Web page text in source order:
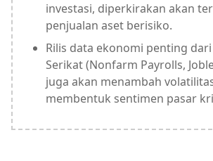
investasi, diperkirakan akan
penjualan aset berisiko.
Rilis data ekonomi penting
Serikat (Nonfarm Payrolls,
juga akan menambah
membentuk sentimen pasar